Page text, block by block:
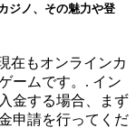
ジノ、その魅力や登
在もオンラインカ
ームです。. イン
金する場合、まず
申請を行ってくだ